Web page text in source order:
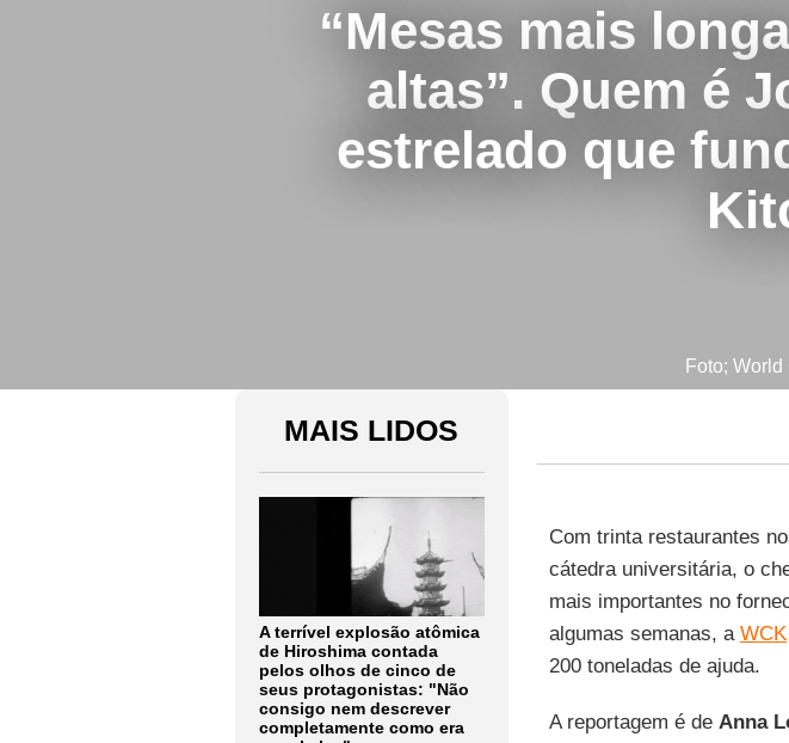
“Mesas mais
altas”. Quem é
estrelado que
Foto;
MAIS LIDOS
A terrível explosão atômica
de Hiroshima contada
pelos olhos de cinco de
seus protagonistas: "Não
consigo nem descrever
completamente como era
Com trinta restaurantes
cátedra universitária, o
mais importantes no
algumas semanas, a WCK
200 toneladas de ajuda.
A reportagem é de Anna